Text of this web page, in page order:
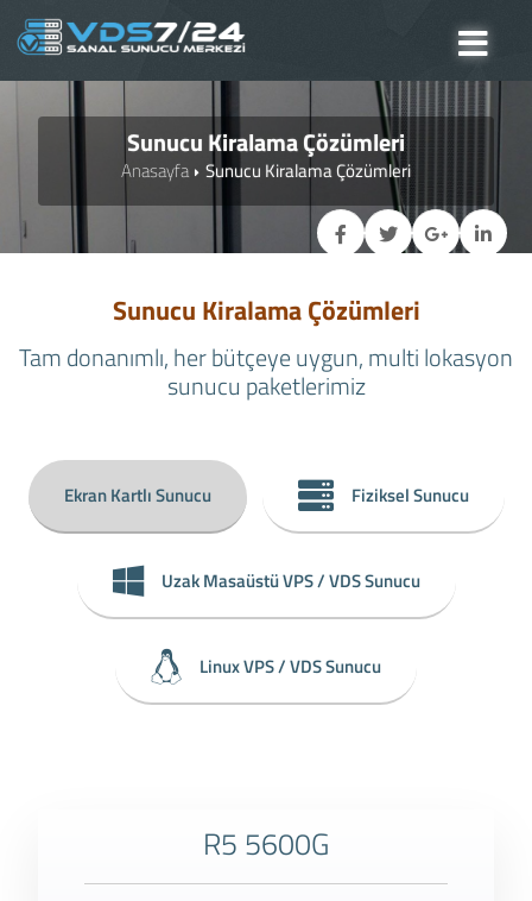
Sunucu Kiralama Çözümleri
Anasayfa Sunucu Kiralama Çözümleri
Sunucu Kiralama Çözümleri
Tam donanımlı, her bütçeye uygun, multi lokasyon
sunucu paketlerimiz
Ekran Kartlı Sunucu Fiziksel Sunucu
Uzak Masaüstü VPS / VDS Sunucu
Linux VPS / VDS Sunucu
R5 5600G